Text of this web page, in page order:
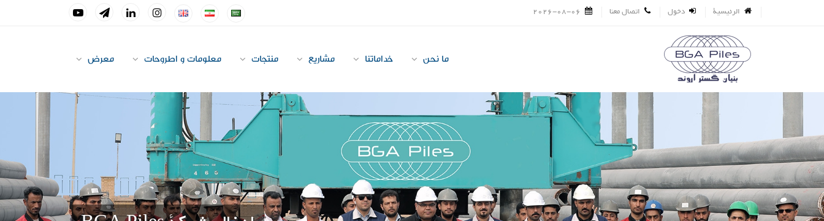
الرئيسية دخول اتصال معنا 2026-08-06
ما نحن خداماتنا مشاریع منتجات معلومات و اطروحات معرض